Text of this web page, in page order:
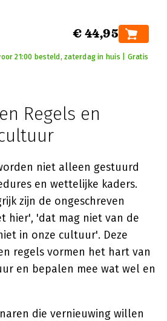
€ 44,95
21:00 besteld, zaterdag in huis | Gratis
Regels en
niet alleen gestuurd
en wettelijke kaders.
zijn de ongeschreven
hier', 'dat mag niet van de
in onze cultuur'. Deze
regels vormen het hart van
en bepalen mee wat wel en
die vernieuwing willen